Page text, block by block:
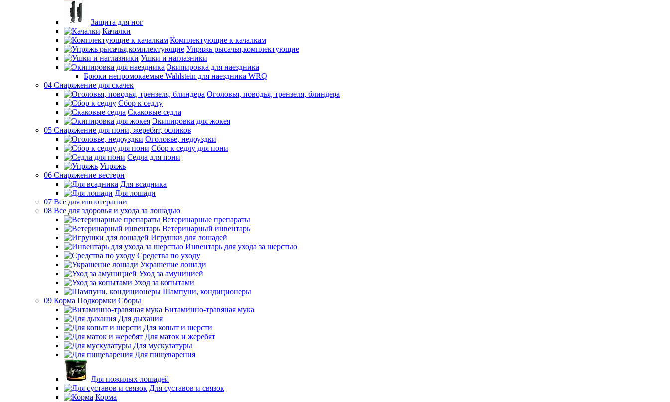
Защита для ног
Качалки
Комплектующие к качалкам
Упряжь рысачья,комплектующие
Ушки и наглазники
Экипировка для наездника
Брюки непромокаемые Wahlstein для наездника WRQ
04 Снаряжение для скачек
Оголовья, поводья, трензеля, блиндера
Сбор к седлу
Скаковые седла
Экипировка для жокея
05 Снаряжение для пони, жеребят, осликов
Оголовье, недоуздки
Сбор к седлу для пони
Седла для пони
Упряжь
06 Снаряжение вестерн
Для всадника
Для лошади
07 Все для иппотерапии
08 Все для здоровья и ухода за лошадью
Ветеринарные препараты
Ветеринарный инвентарь
Игрушки для лошадей
Инвентарь для ухода за шерстью
Средства по уходу
Украшение лошади
Уход за амуницией
Уход за копытами
Шампуни, кондиционеры
09 Корма Подкормки Сборы
Витаминно-травяная мука
Для дыхания
Для копыт и шерсти
Для маток и жеребят
Для мускулатуры
Для пищеварения
Для пожилых лошадей
Для суставов и связок
Корма